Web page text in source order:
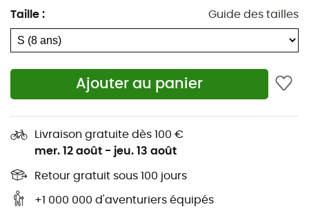
Taille : Guide des tailles
Ajouter au panier
Livraison gratuite dès 100 €
mer. 12 août - jeu. 13 août
Retour gratuit sous 100 jours
+1 000 000 d'aventuriers équipés
découvertes sans fin, avec
et protection. Après
sécurité.
Technologie Thermarator™ : Isolation synthétique
légère 100 % polyester
Traitement déperlant (DWR) sans PFAS
respectueux de l'environnement
Protège-menton
Poches mains zippées